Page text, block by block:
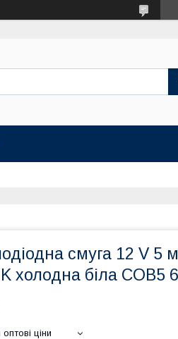
смуга 12 V 5
холодна біла COB5
ціни